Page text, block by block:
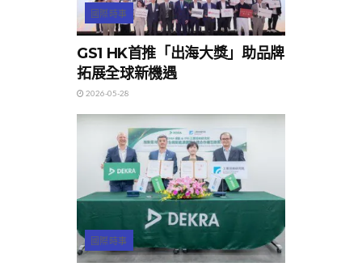
國際時事
GS1 HK首推「出海大獎」助品牌
拓展全球新機遇
2026-05-28
國際時事